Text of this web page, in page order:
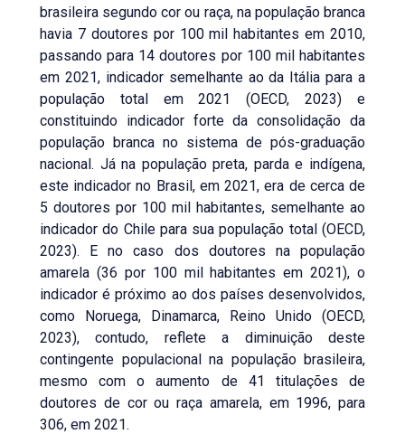
brasileira segundo cor ou raça, na população branca
havia 7 doutores por 100 mil habitantes em 2010,
passando para 14 doutores por 100 mil habitantes
em 2021, indicador semelhante ao da Itália para a
população total em 2021 (OECD, 2023) e
constituindo indicador forte da consolidação da
população branca no sistema de pós-graduação
nacional. Já na população preta, parda e indígena,
este indicador no Brasil, em 2021, era de cerca de
5 doutores por 100 mil habitantes, semelhante ao
indicador do Chile para sua população total (OECD,
2023). E no caso dos doutores na população
amarela (36 por 100 mil habitantes em 2021), o
indicador é próximo ao dos países desenvolvidos,
como Noruega, Dinamarca, Reino Unido (OECD,
2023), contudo, reflete a diminuição deste
contingente populacional na população brasileira,
mesmo com o aumento de 41 titulações de
doutores de cor ou raça amarela, em 1996, para
306, em 2021.